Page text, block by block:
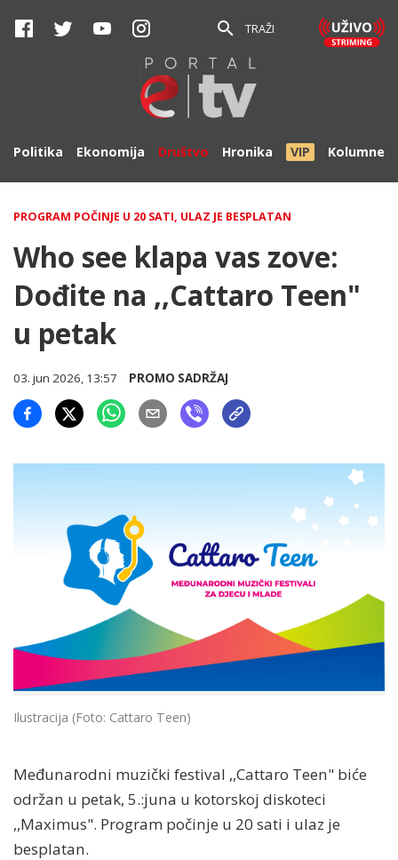
TRAŽI
Politika Ekonomija Društvo Hronika VIP Kolumne
PROGRAM POČINJE U 20 SATI, ULAZ JE BESPLATAN
Who see klapa vas zove:
Dođite na ,,Cattaro Teen"
u petak
03. jun 2026, 13:57 PROMO SADRŽAJ
Ilustracija (Foto: Cattaro Teen)
Međunarodni muzički festival ,,Cattaro Teen" biće
održan u petak, 5.:juna u kotorskoj diskoteci
,,Maximus". Program počinje u 20 sati i ulaz je
besplatan.